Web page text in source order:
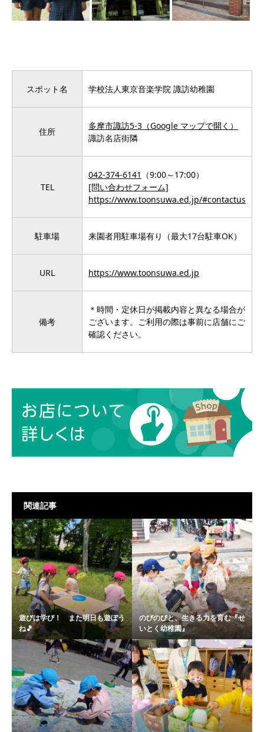
スポット名 学校法人東京音楽学院 諏訪幼稚園
住所
多摩市諏訪5-3（Google マップで開く）
諏訪名店街隣
TEL
042-374-6141
（9:00～17:00）
[問い合わせフォーム]
https://www.toonsuwa.ed.jp/#contactus
駐車場 来園者用駐車場有り（最大17台駐車OK）
URL https://www.toonsuwa.ed.jp
備考
＊時間・定休日が掲載内容と異なる場合が
ございます。ご利用の際は事前に店舗にご
確認ください。
関連記事
遊びは学び！ また明日も遊ぼう
ね🎵
のびのびと、生きる力を育む『せ
いとく幼稚園』